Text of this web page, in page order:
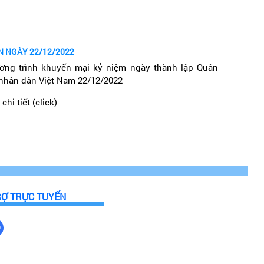
2 nhà máy sản xuất kính)
độ C, chịu sốc nhiệt lên tới 750 độ C và dễ dàng vệ
tinh siêu bền, chịu lực tốt và khả năng chịu nhiệt
cao cấp với độ chịu lực tới 15kg, chịu nhiệt lên
các kim loại nặng độc hại asen và antimon.
chóng đảm bảo rút ngắn thời gian đun nấu và
NGÀY 22/12/2022
trình khuyến mại kỷ niệm ngày thành lập Quân
dân Việt Nam 22/12/2022
chi tiết (click)
TRỰC TUYẾN